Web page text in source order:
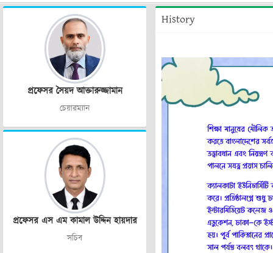
প্রফেসর সৈয়দ আক্তারুজ্জামান
চেয়ারম্যান
প্রফেসর এস এম কামাল উদ্দিন হায়দার
সচিব
History